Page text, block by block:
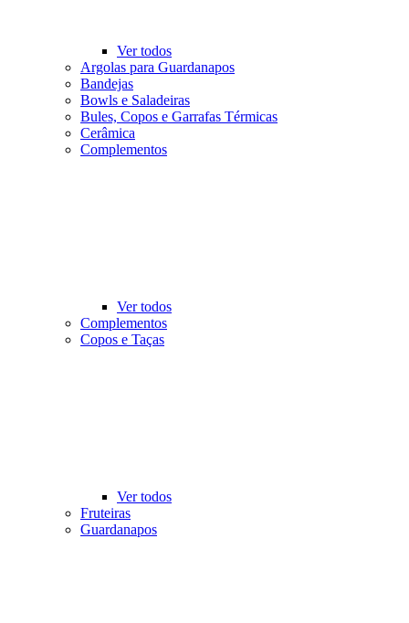
Ver todos
Argolas para Guardanapos
Bandejas
Bowls e Saladeiras
Bules, Copos e Garrafas Térmicas
Cerâmica
Complementos
Ver todos
Complementos
Copos e Taças
Ver todos
Fruteiras
Guardanapos